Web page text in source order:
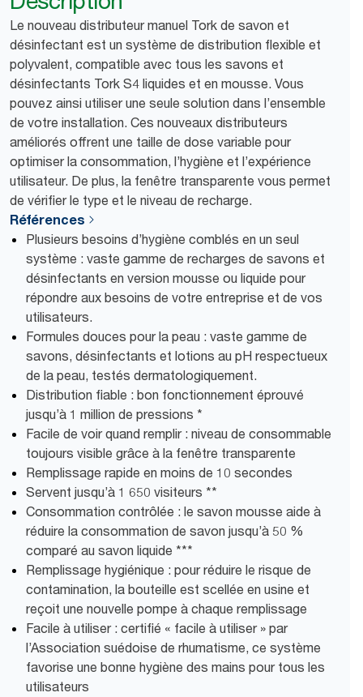
Le nouveau distributeur manuel Tork de savon et
désinfectant est un système de distribution flexible et
polyvalent, compatible avec tous les savons et
désinfectants Tork S4 liquides et en mousse. Vous
pouvez ainsi utiliser une seule solution dans l’ensemble
de votre installation. Ces nouveaux distributeurs
améliorés offrent une taille de dose variable pour
optimiser la consommation, l’hygiène et l’expérience
utilisateur. De plus, la fenêtre transparente vous permet
de vérifier le type et le niveau de recharge.
Références
Plusieurs besoins d’hygiène comblés en un seul
système : vaste gamme de recharges de savons et
désinfectants en version mousse ou liquide pour
répondre aux besoins de votre entreprise et de vos
utilisateurs.
Formules douces pour la peau : vaste gamme de
savons, désinfectants et lotions au pH respectueux
de la peau, testés dermatologiquement.
Distribution fiable : bon fonctionnement éprouvé
jusqu’à 1 million de pressions *
Facile de voir quand remplir : niveau de consommable
toujours visible grâce à la fenêtre transparente
Remplissage rapide en moins de 10 secondes
Servent jusqu’à 1 650 visiteurs **
Consommation contrôlée : le savon mousse aide à
réduire la consommation de savon jusqu’à 50 %
comparé au savon liquide ***
Remplissage hygiénique : pour réduire le risque de
contamination, la bouteille est scellée en usine et
reçoit une nouvelle pompe à chaque remplissage
Facile à utiliser : certifié « facile à utiliser » par
l’Association suédoise de rhumatisme, ce système
favorise une bonne hygiène des mains pour tous les
utilisateurs